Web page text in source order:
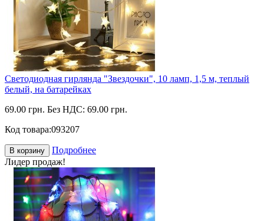
Светодиодная гирлянда "Звездочки", 10 ламп, 1,5 м, теплый
белый, на батарейках
69.00 грн. Без НДС: 69.00 грн.
Код товара:093207
В корзину
Подробнее
Лидер продаж!